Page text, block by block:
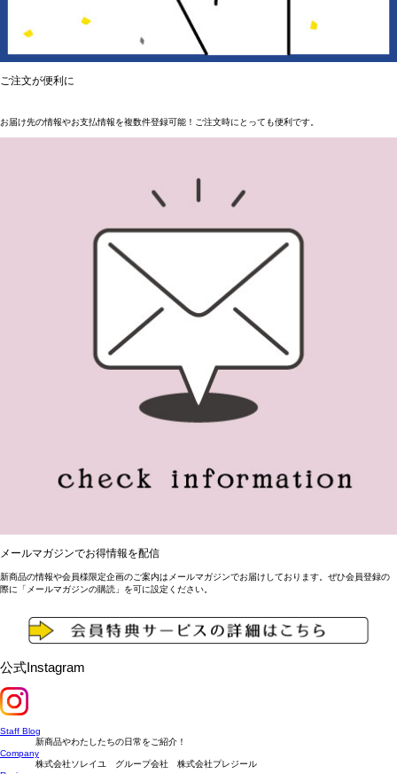
ご注文が便利に
お届け先の情報やお支払情報を複数件登録可能！ご注文時にとっても便利です。
メールマガジンでお得情報を配信
新商品の情報や会員様限定企画のご案内はメールマガジンでお届けしております。ぜひ会員登録の
際に「メールマガジンの購読」を可に設定ください。
公式Instagram
Staff Blog
新商品やわたしたちの日常をご紹介！
Company
株式会社ソレイユ グループ会社 株式会社プレジール